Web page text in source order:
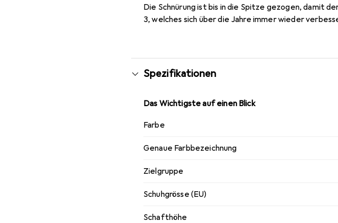
Die Schnürung ist bis in die Spitze gezogen, damit
3, welches sich über die Jahre immer wieder
Spezifikationen
Das Wichtigste auf einen Blick
Farbe
Genaue Farbbezeichnung
Zielgruppe
Schuhgrösse (EU)
Schafthöhe